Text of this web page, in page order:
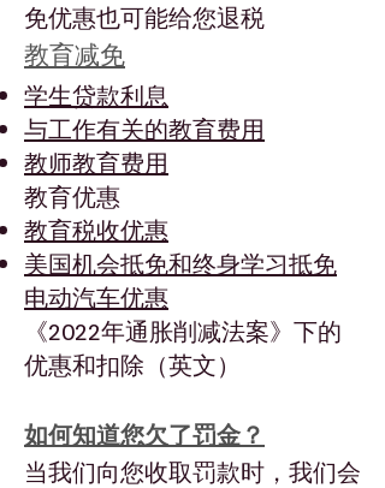
免优惠也可能给您退税
教育减免
学生贷款利息
与工作有关的教育费用
教师教育费用
教育优惠
教育税收优惠
美国机会抵免和终身学习抵免
电动汽车优惠
《2022年通胀削减法案》下的
优惠和扣除（英文）
如何知道您欠了罚金？
当我们向您收取罚款时，我们会